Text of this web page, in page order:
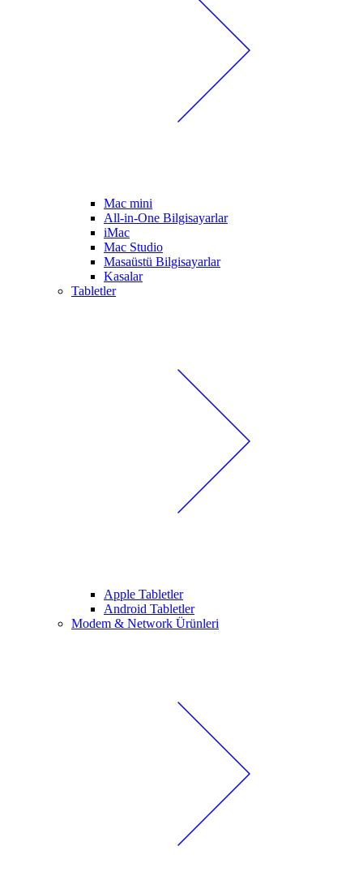
Mac mini
All-in-One Bilgisayarlar
iMac
Mac Studio
Masaüstü Bilgisayarlar
Kasalar
Tabletler
Apple Tabletler
Android Tabletler
Modem & Network Ürünleri